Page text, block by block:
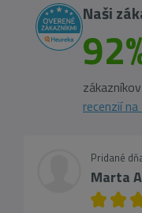
Naši
recenzií
Pridané
Marta